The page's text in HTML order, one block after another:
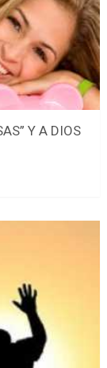
Y A DIOS